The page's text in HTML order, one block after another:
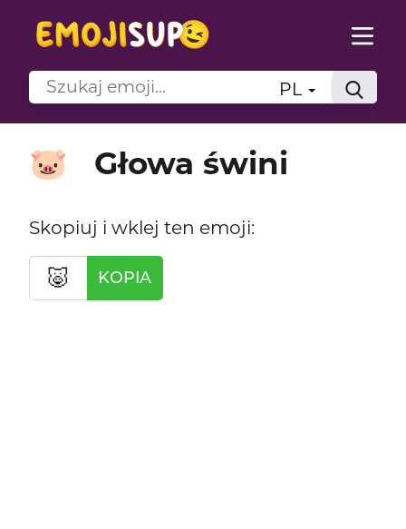
PL
🐷 Głowa świni
Skopiuj i wklej ten emoji:
🐷 KOPIA